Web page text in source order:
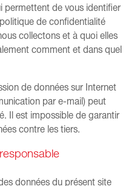
permettent de vous identifier
de confidentialité
collectons et à quoi elles
comment et dans quel
de données sur Internet
par e-mail) peut
Il est impossible de garantir
contre les tiers.
données du présent site